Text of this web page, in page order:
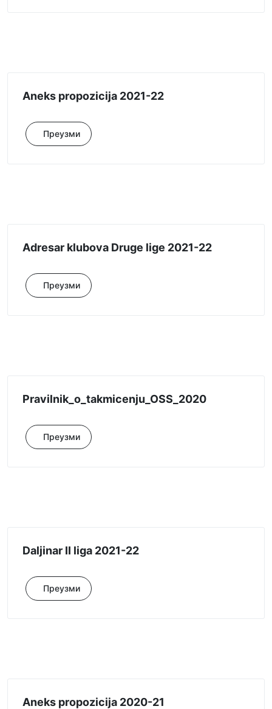
Aneks propozicija 2021-22
Преузми
Adresar klubova Druge lige 2021-22
Преузми
Pravilnik_o_takmicenju_OSS_2020
Преузми
Daljinar II liga 2021-22
Преузми
Aneks propozicija 2020-21